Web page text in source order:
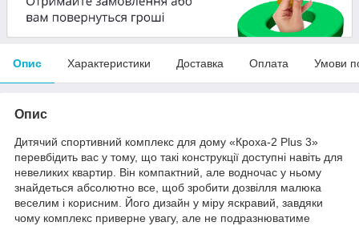
Опис Характеристики Доставка Оплата Умови
Опис
Дитячий спортивний комплекс для дому «Кроха-2 Plus 3»
перевбідить вас у тому, що такі конструкції доступні навіть для
невеликих квартир. Він компактний, але водночас у ньому
знайдеться абсолютно все, щоб зробити дозвілля малюка
веселим і корисним. Його дизайн у міру яскравий, завдяки
чому комплекс приверне увагу, але не подразнюватиме